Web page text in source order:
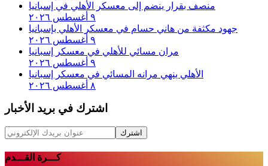
منصف بقرار ينضم إلى معسكر الأهلي في إسبانيا
٩ أغسطس ٢٠٢٦
جهود مكثفة من هاني حسام في معسكر الأهلي بإسبانيا
٩ أغسطس ٢٠٢٦
مران مسائي للأهلي في معسكر إسبانيا
٩ أغسطس ٢٠٢٦
الأهلي ينهي مرانه المسائي في معسكر إسبانيا
٨ أغسطس ٢٠٢٦
اشترك في بريد الأخبار
اشترك
كـــرة القـــدم